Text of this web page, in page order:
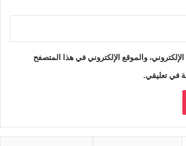
والموقع الإلكتروني في هذا المتصفح
في تعليقي.